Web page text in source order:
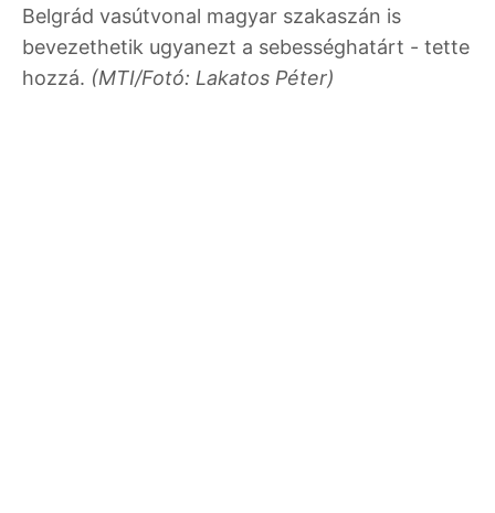
Belgrád vasútvonal magyar szakaszán is
bevezethetik ugyanezt a sebességhatárt - tette
hozzá. (MTI/Fotó: Lakatos Péter)